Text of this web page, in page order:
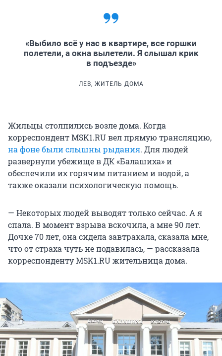
«Выбило всё у нас в квартире, все горшки
полетели, а окна вылетели. Я слышал крик
в подъезде»
ЛЕВ, ЖИТЕЛЬ ДОМА
Жильцы столпились возле дома. Когда
корреспондент MSK1.RU вел прямую трансляцию,
на фоне были слышны рыдания. Для людей
развернули убежище в ДК «Балашиха» и
обеспечили их горячим питанием и водой, а
также оказали психологическую помощь.
— Некоторых людей выводят только сейчас. А я
спала. В момент взрыва вскочила, а мне 90 лет.
Дочке 70 лет, она сидела завтракала, сказала мне,
что от страха чуть не подавилась, — рассказала
корреспонденту MSK1.RU жительница дома.